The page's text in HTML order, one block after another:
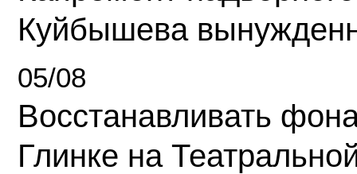
Куйбышева
05/08
Восстанавливать
Глинке на